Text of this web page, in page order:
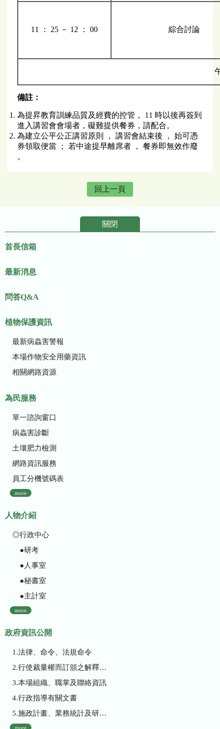
11 ： 25 － 12 ： 00 綜合討論
備註：
為提昇教育訓練品質及經費的控管， 11 時以後再簽到
進入講習會會場者，礙難提供餐券，請配合。
為建立公平公正講習原則 ， 講習會結束後 ， 始可憑
券領取便當 ； 若中途提早離席者 ， 餐券即無效作廢
。
回上一頁
關閉
首長信箱
最新消息
問答Q&A
植物保護資訊
最新病蟲害警報
本場作物安全用藥資訊
相關網路資源
為民服務
單一諮詢窗口
病蟲害診斷
土壤肥力檢測
網路資訊服務
員工分機號碼表
more
人物介紹
◎行政中心
●研考
●人事室
●秘書室
●主計室
more
政府資訊公開
1.法律、命令、法規命令
2.行使裁量權而訂頒之解釋性規定及裁量基準
3.本場組織、職掌及聯絡資訊
4.行政指導有關文書
5.施政計畫、業務統計及研究報告
more